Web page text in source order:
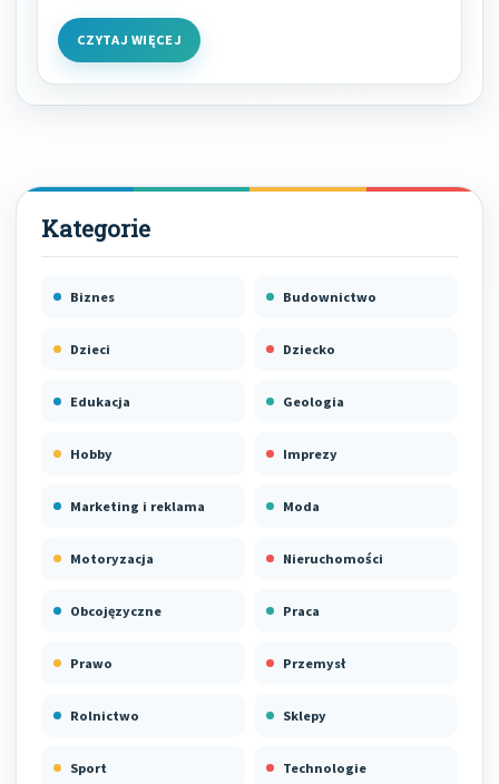
CZYTAJ WIĘCEJ
Biznes Budownictwo
Dzieci Dziecko
Edukacja Geologia
Hobby Imprezy
Marketing i reklama Moda
Motoryzacja Nieruchomości
Obcojęzyczne Praca
Prawo Przemysł
Rolnictwo Sklepy
Sport Technologie